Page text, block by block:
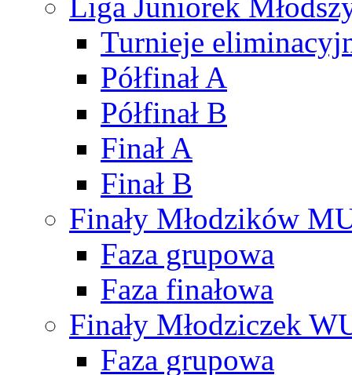
Turnieje
Półfinał A
Półfinał B
Finał A
Finał B
Finały Młodzików
Faza grupowa
Faza finałowa
Finały Młodziczek
Faza grupowa